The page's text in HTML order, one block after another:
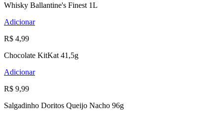
Whisky Ballantine's Finest 1L
Adicionar
R$ 4,99
Chocolate KitKat 41,5g
Adicionar
R$ 9,99
Salgadinho Doritos Queijo Nacho 96g